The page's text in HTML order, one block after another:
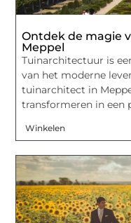
Ontdek de magie
Meppel
Tuinarchitectuur is
van het moderne
tuinarchitect in
transformeren in een
Winkelen